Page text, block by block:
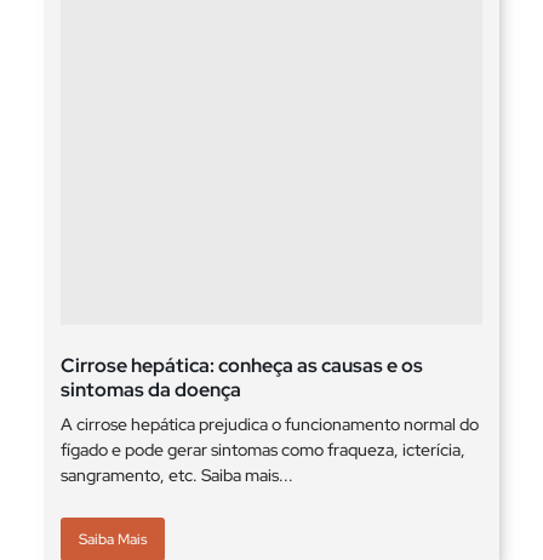
Cirrose hepática: conheça as causas e os
sintomas da doença
A cirrose hepática prejudica o funcionamento normal do
fígado e pode gerar sintomas como fraqueza, icterícia,
sangramento, etc. Saiba mais...
Saiba Mais